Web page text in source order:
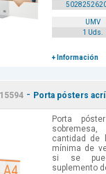
UMV
1 Uds.
+ Información
- Porta pósters
Porta
cantidad de
mínima de
si se
suplemento